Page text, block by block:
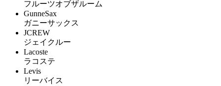
フルーツオブザルーム
GunneSax
ガニーサックス
JCREW
ジェイクルー
Lacoste
ラコステ
Levis
リーバイス